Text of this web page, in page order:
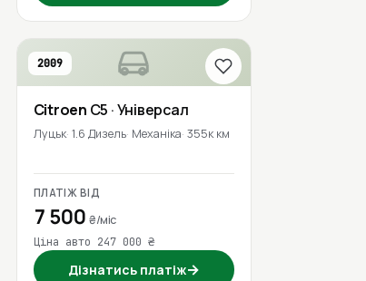
2009
Citroen C5 · Універсал
Луцьк 1.6 Дизель Механіка 355к км
ПЛАТІЖ ВІД
7 500 ₴/міс
Ціна авто 247 000 ₴
Дізнатись платіж→